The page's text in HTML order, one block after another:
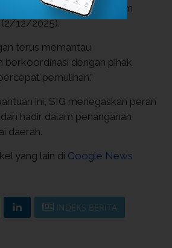
para korban,” ujarnya dalam
(2/12/2025).
terus memantau
berkoordinasi dengan pihak
pemulihan.”
ini, SIG menegaskan peran
hadir dalam penanganan
daerah.
yang lain di Google News
INDEKS BERITA